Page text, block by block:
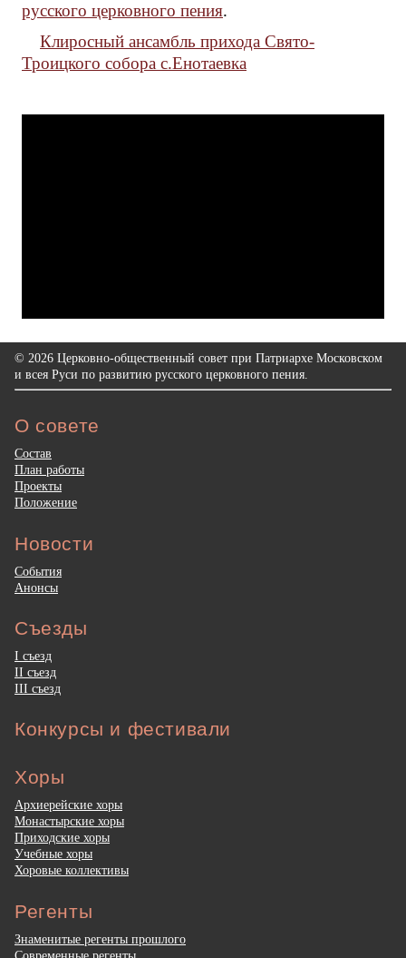
русского церковного пения.
Клиросный ансамбль прихода Свято-
Троицкого собора с.Енотаевка
© 2026 Церковно-общественный совет при Патриархе Московском
и всея Руси по развитию русского церковного пения.
О совете
Состав
План работы
Проекты
Положение
Новости
События
Анонсы
Съезды
I съезд
II съезд
III съезд
Конкурсы и фестивали
Хоры
Архиерейские хоры
Монастырские хоры
Приходские хоры
Учебные хоры
Хоровые коллективы
Регенты
Знаменитые регенты прошлого
Современные регенты